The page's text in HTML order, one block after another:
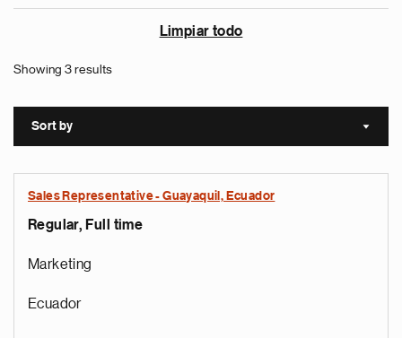
Limpiar todo
Showing 3 results
Sort by Sort
Sales Representative - Guayaquil, Ecuador
Regular, Full time
Marketing
Ecuador